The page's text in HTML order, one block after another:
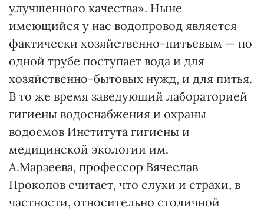
улучшенного качества». Ныне
имеющийся у нас водопровод является
фактически хозяйственно-питьевым — по
одной трубе поступает вода и для
хозяйственно-бытовых нужд, и для питья.
В то же время заведующий лабораторией
гигиены водоснабжения и охраны
водоемов Института гигиены и
медицинской экологии им.
А.Марзеева, профессор Вячеслав
Прокопов считает, что слухи и страхи, в
частности, относительно столичной